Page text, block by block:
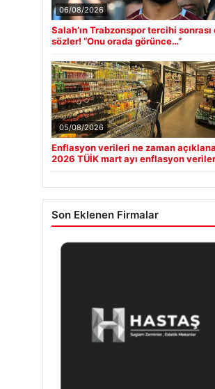
06/08/2026
Salah’ın Trabzonspor tercihi sonrası
sözler! “Onu orada görünce…”
05/08/2026
Enflasyon verileri ne zaman
2026 TÜİK mart ayı enflasyon
Son Eklenen Firmalar